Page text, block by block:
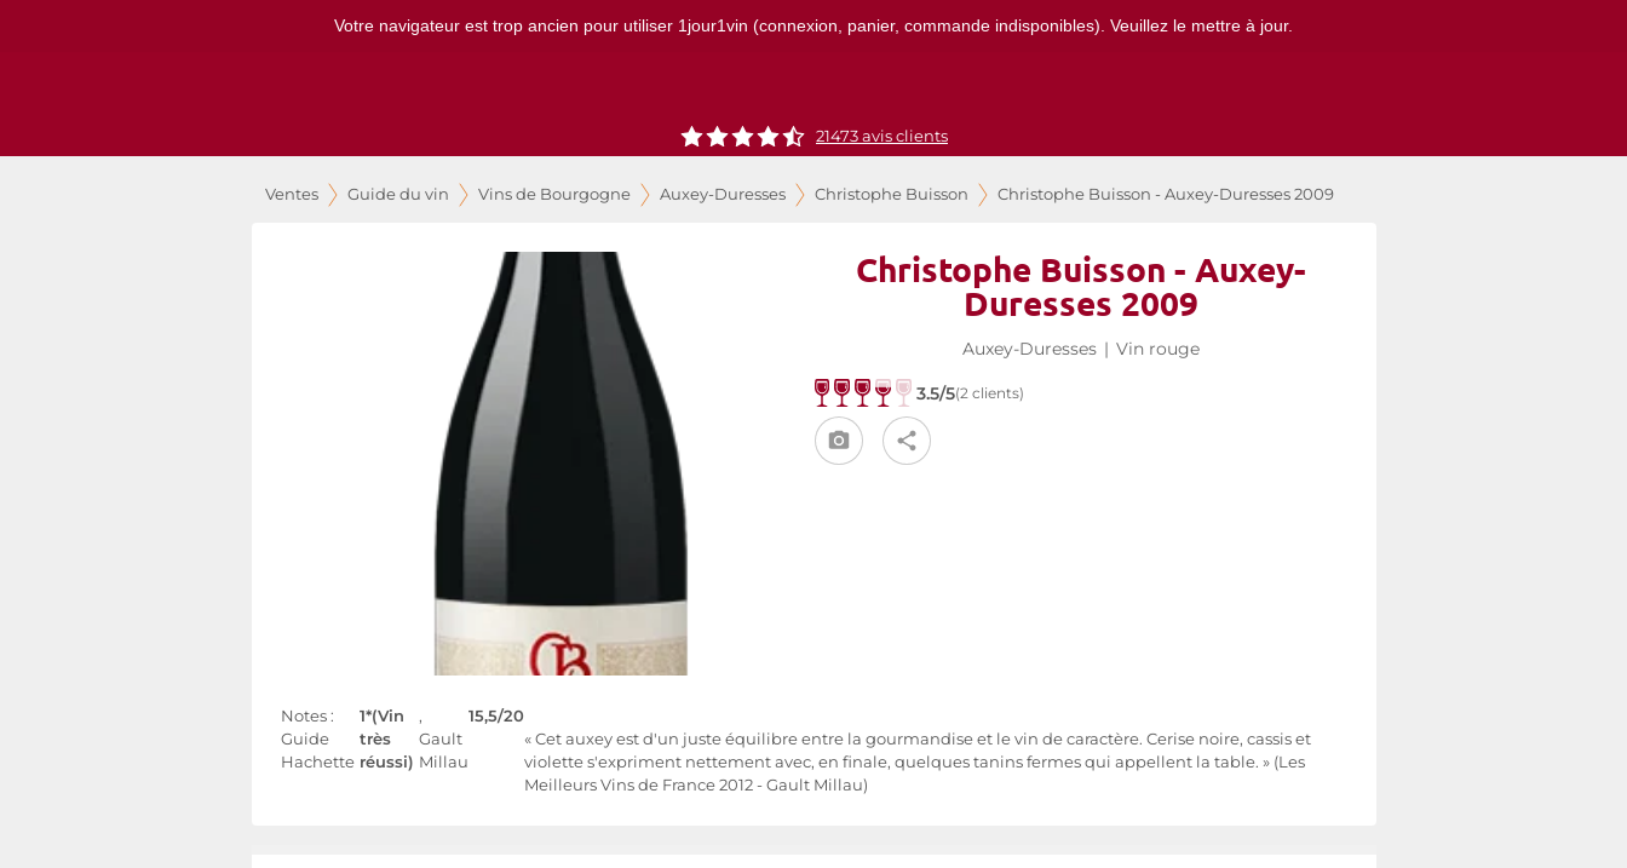
Votre navigateur est trop ancien pour utiliser 1jour1vin (connexion, panier, commande indisponibles). Veuillez le mettre à jour.
21473 avis clients
Ventes Guide du vin Vins de Bourgogne Auxey-Duresses Christophe Buisson Christophe Buisson - Auxey-Duresses 2009
Christophe Buisson - Auxey-
Duresses 2009
Auxey-Duresses | Vin rouge
3.5/5(2 clients)
Notes :
Guide
Hachette
1*(Vin
très
réussi)
,
Gault
Millau
15,5/20
« Cet auxey est d'un juste équilibre entre la gourmandise et le vin de caractère. Cerise noire, cassis et
violette s'expriment nettement avec, en finale, quelques tanins fermes qui appellent la table. » (Les
Meilleurs Vins de France 2012 - Gault Millau)